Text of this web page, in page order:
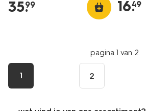
35.
99 16.
49
pagina 1 van 2
1 2